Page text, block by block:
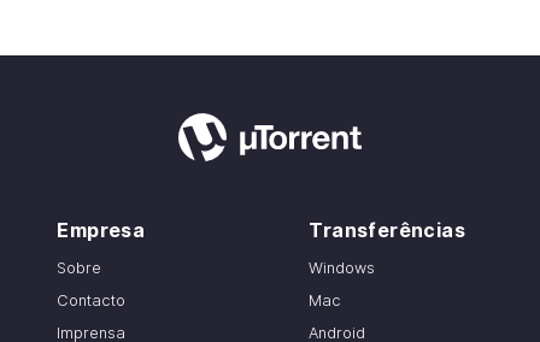
Empresa
Sobre
Contacto
Imprensa
Transferências
Windows
Mac
Android